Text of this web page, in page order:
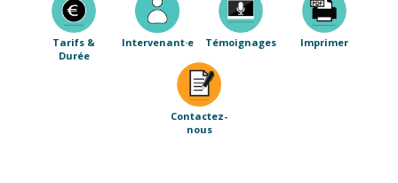
Tarifs &
Durée
Intervenant·e Témoignages Imprimer
Contactez-
nous